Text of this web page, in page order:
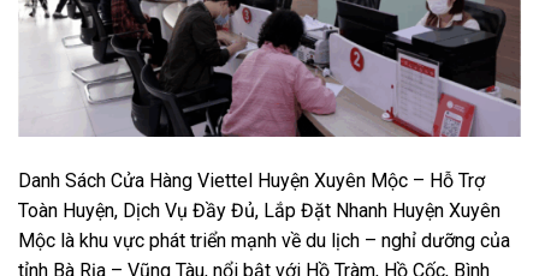
Danh Sách Cửa Hàng Viettel Huyện Xuyên Mộc – Hỗ Trợ
Toàn Huyện, Dịch Vụ Đầy Đủ, Lắp Đặt Nhanh Huyện Xuyên
Mộc là khu vực phát triển mạnh về du lịch – nghỉ dưỡng của
tỉnh Bà Rịa – Vũng Tàu, nổi bật với Hồ Tràm, Hồ Cốc, Bình